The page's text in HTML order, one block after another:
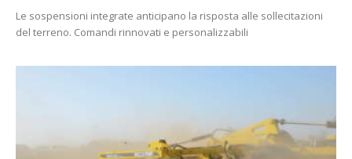
Le sospensioni integrate anticipano la risposta alle sollecitazioni
del terreno. Comandi rinnovati e personalizzabili